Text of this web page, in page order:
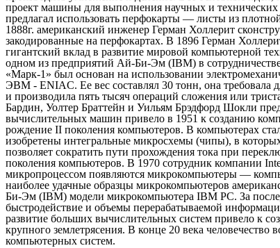
проект машины для выполнения научных и технических
предлагал использовать перфокарты — листы из
1888г. американский инженер Герман Холлерит
закодированные на перфокартах. В 1896 Герман
гигантский вклад в развитие мировой компьютерной
одном из предприятий Ай-Би-Эм (IBM) в
«Марк-1» был основан на использовании
ЭВМ - ENIAC. Ее вес составлял 30 тонн, она
и производила пять тысяч операций сложения или
Бардин, Уолтер Браттейн и Уильям Брэдфорд Шокли
вычислительных машин привело в 1951 к созданию
рождение II поколения компьютеров. В компьютерах
изобретены интегральные микросхемы (чипы), в
позволяет сократить пути прохождения тока при
поколения компьютеров. В 1970 сотрудник компании
микропроцессом появляются микрокомпьютеры —
наиболее удачные образцы микрокомпьютеров
Би-Эм (IBM) модели микрокомпьютера IBM PC. За
быстродействие и объемы перерабатываемой
развитие больших вычислительных систем привело к
крупного землетрясения. В конце 20 века
компьютерных систем.